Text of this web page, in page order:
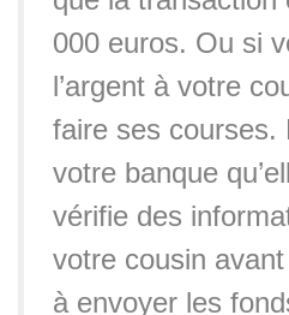
000 euros. Ou si
l’argent à votre
faire ses courses.
votre banque
vérifie des
votre cousin
à envoyer les